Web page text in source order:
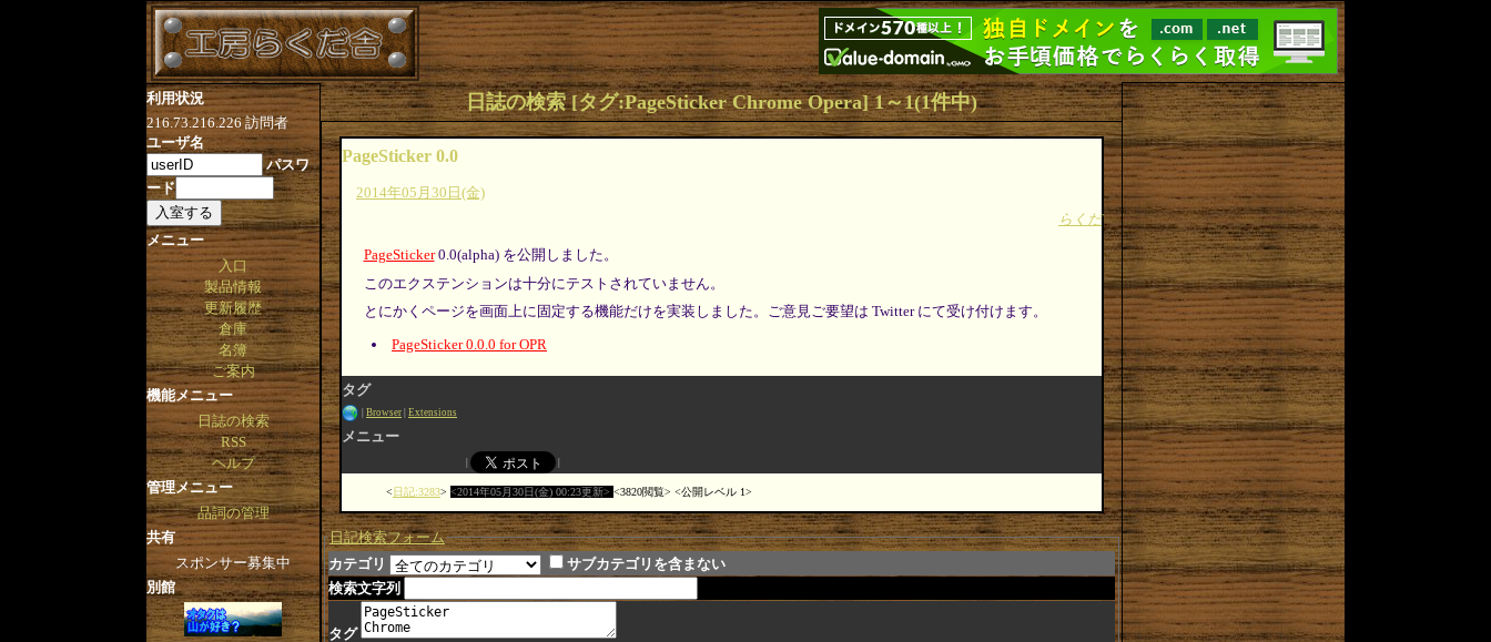
日誌の検索 [タグ:PageSticker Chrome Opera] 1～1(1件中)
PageSticker 0.0
2014年05月30日(金)
らくだ
PageSticker0.0(alpha) を公開しました。
このエクステンションは十分にテストされていません。
とにかくページを画面上に固定する機能だけを実装しました。ご意見ご要望は Twitter にて受け付けます。
PageSticker 0.0.0 for OPR
タグ
Browser Extensions
メニュー
日記:3283 2014年05月30日(金) 00:23更新 3820閲覧 公開レベル 1
日記検索フォーム
カテゴリ
サブカテゴリを含まない
検索文字列
タグ
利用状況
216.73.216.226訪問者
ユーザ名
パスワ
ード
メニュー
入口
製品情報
更新履歴
倉庫
名簿
ご案内
機能メニュー
日誌の検索
RSS
ヘルプ
管理メニュー
品詞の管理
共有
スポンサー募集中
別館